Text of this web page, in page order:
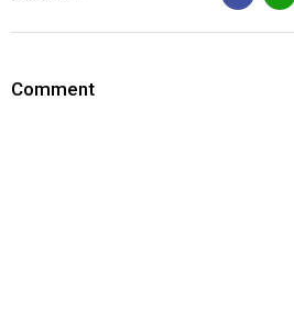
Comment